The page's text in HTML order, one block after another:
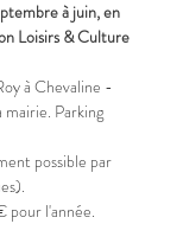
à juin, en
Loisirs & Culture
à Chevaline -
mairie. Parking
possible par
pour l'année.